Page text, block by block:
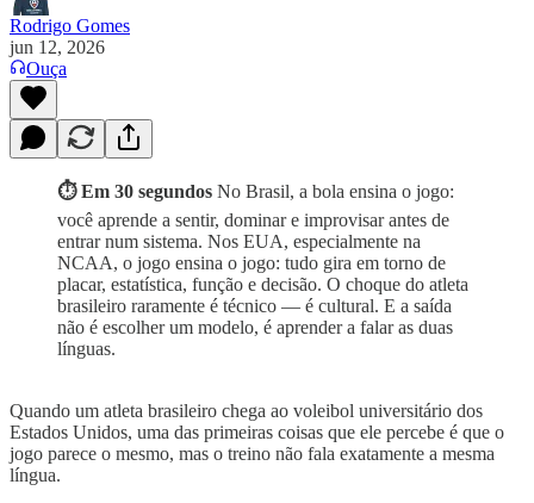
Rodrigo Gomes
jun 12, 2026
Ouça
⏱️ Em 30 segundos No Brasil, a bola ensina o jogo:
você aprende a sentir, dominar e improvisar antes de
entrar num sistema. Nos EUA, especialmente na
NCAA, o jogo ensina o jogo: tudo gira em torno de
placar, estatística, função e decisão. O choque do atleta
brasileiro raramente é técnico — é cultural. E a saída
não é escolher um modelo, é aprender a falar as duas
línguas.
Quando um atleta brasileiro chega ao voleibol universitário dos
Estados Unidos, uma das primeiras coisas que ele percebe é que o
jogo parece o mesmo, mas o treino não fala exatamente a mesma
língua.